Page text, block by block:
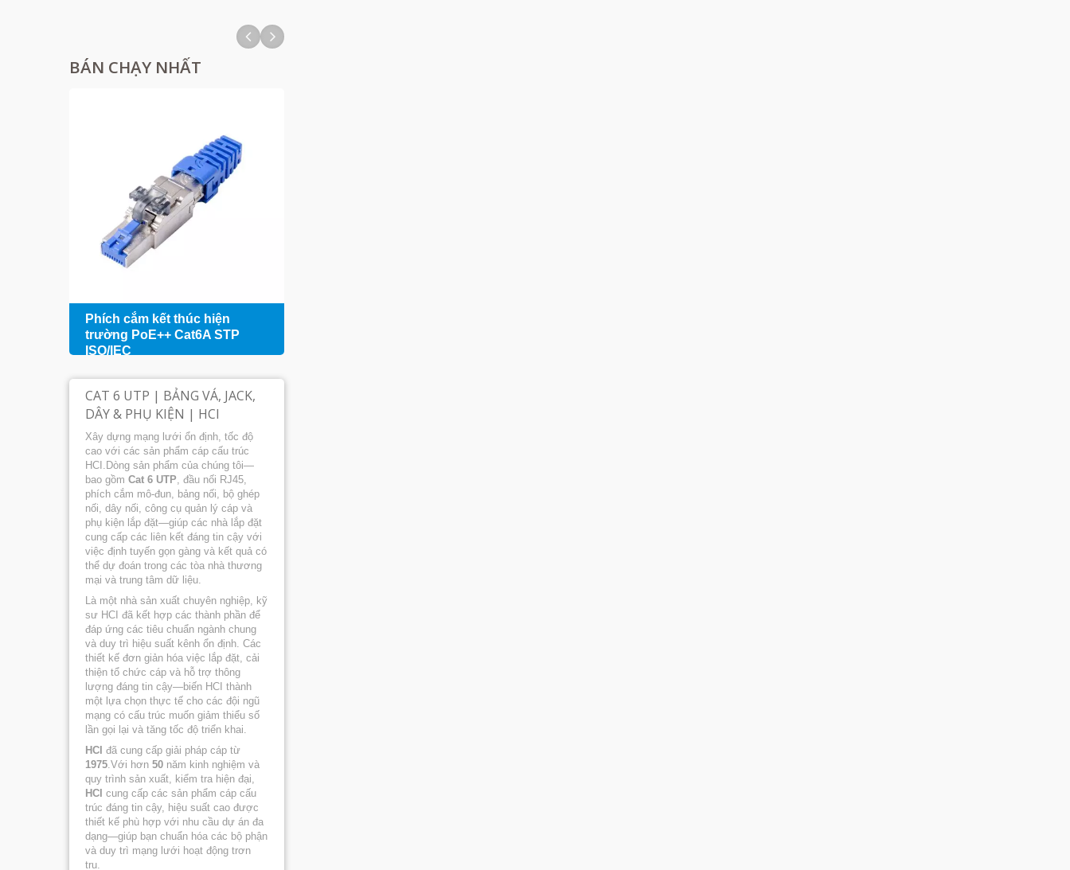
BÁN CHẠY NHẤT
Phích cắm kết thúc hiện
trường PoE++ Cat6A STP
ISO/IEC
CAT 6 UTP | BẢNG VÁ, JACK,
DÂY & PHỤ KIỆN | HCI
Xây dựng mạng lưới ổn định, tốc độ
cao với các sản phẩm cáp cấu trúc
HCI.Dòng sản phẩm của chúng tôi—
bao gồm Cat 6 UTP, đầu nối RJ45,
phích cắm mô-đun, bảng nối, bộ ghép
nối, dây nối, công cụ quản lý cáp và
phụ kiện lắp đặt—giúp các nhà lắp đặt
cung cấp các liên kết đáng tin cậy với
việc định tuyến gọn gàng và kết quả có
thể dự đoán trong các tòa nhà thương
mại và trung tâm dữ liệu.
Là một nhà sản xuất chuyên nghiệp, kỹ
sư HCI đã kết hợp các thành phần để
đáp ứng các tiêu chuẩn ngành chung
và duy trì hiệu suất kênh ổn định. Các
thiết kế đơn giản hóa việc lắp đặt, cải
thiện tổ chức cáp và hỗ trợ thông
lượng đáng tin cậy—biến HCI thành
một lựa chọn thực tế cho các đội ngũ
mạng có cấu trúc muốn giảm thiểu số
lần gọi lại và tăng tốc độ triển khai.
HCI đã cung cấp giải pháp cáp từ
1975.Với hơn 50 năm kinh nghiệm và
quy trình sản xuất, kiểm tra hiện đại,
HCI cung cấp các sản phẩm cáp cấu
trúc đáng tin cậy, hiệu suất cao được
thiết kế phù hợp với nhu cầu dự án đa
dạng—giúp bạn chuẩn hóa các bộ phận
và duy trì mạng lưới hoạt động trơn
tru.